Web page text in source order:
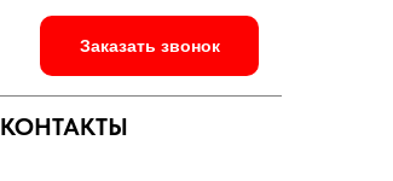
Заказать звонок
КОНТАКТЫ